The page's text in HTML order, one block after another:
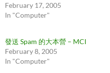
February 17, 2005
In "Computer"
發送 Spam 的大本營 – MCI
February 8, 2005
In "Computer"